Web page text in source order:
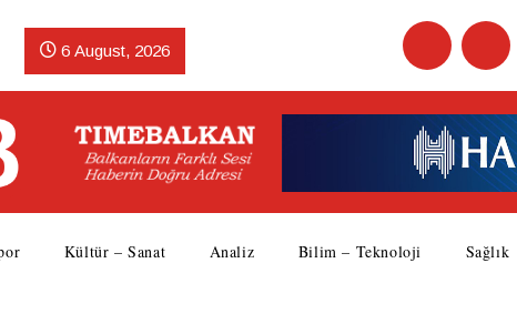
6 August, 2026
Kültür – Sanat Analiz Bilim – Teknoloji Sağlık